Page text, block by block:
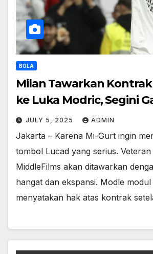
BOLA
Milan Tawarkan
ke Luka Modric, Segini
JULY 5, 2025 ADMIN
Jakarta – Karena Mi-Gurt ingin
tombol Lucad yang serius.
MiddleFilms akan ditawarkan
hangat dan ekspansi. Modle
menyatakan hak atas kontrak